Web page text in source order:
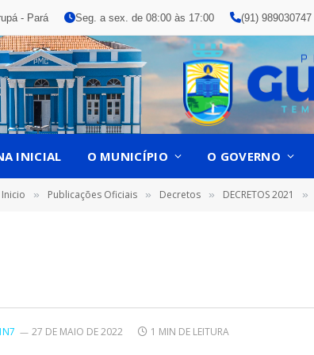
- Pará Seg. a sex. de 08:00 às 17:00 (91) 989030747
INICIAL O MUNICÍPIO O GOVERNO
Inicio » Publicações Oficiais » Decretos » DECRETOS 2021 »
27 DE MAIO DE 2022 1 MIN DE LEITURA